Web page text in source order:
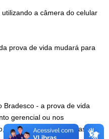
a câmera do celular
prova de vida mudará para
Bradesco - a prova de vida
gerencial ou nos
localizados nas agências ou